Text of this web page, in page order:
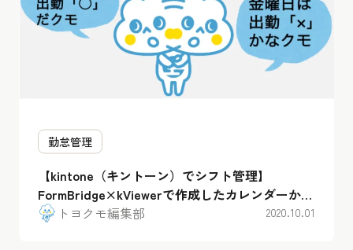
勤怠管理
【kintone（キントーン）でシフト管理】
FormBridge×kViewerで作成したカレンダーから
出勤管理！
トヨクモ編集部 2020.10.01